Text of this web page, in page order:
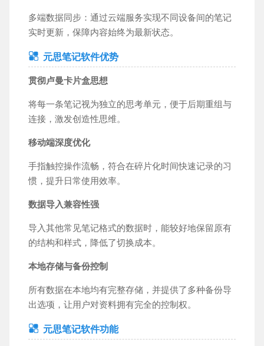
手机购物
新闻财经 商务办公 摄影摄像
多端数据同步：通过云端服务实现不同设备间的笔记
实时更新，保障内容始终为最新状态。
元思笔记软件优势
贯彻卢曼卡片盒思想
将每一条笔记视为独立的思考单元，便于后期重组与
连接，激发创造性思维。
移动端深度优化
手指触控操作流畅，符合在碎片化时间快速记录的习
惯，提升日常使用效率。
数据导入兼容性强
导入其他常见笔记格式的数据时，能较好地保留原有
的结构和样式，降低了切换成本。
本地存储与备份控制
所有数据在本地均有完整存储，并提供了多种备份导
出选项，让用户对资料拥有完全的控制权。
元思笔记软件功能